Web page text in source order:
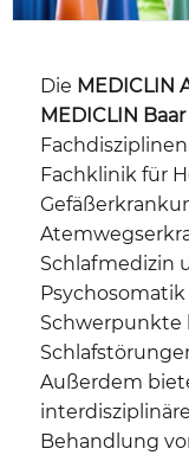
Die MEDICLIN
MEDICLIN
Fachklinik für
Schlafmedizin
Schwerpunkte
Außerdem
Behandlung